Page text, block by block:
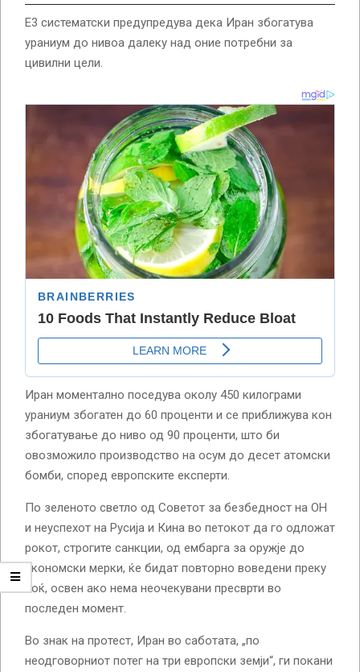
Е3 систематски предупредува дека Иран збогатува
ураниум до нивоа далеку над оние потребни за
цивилни цели.
Иран моментално поседува околу 450 килограми
ураниум збогатен до 60 проценти и се приближува кон
збогатување до ниво од 90 проценти, што би
овозможило производство на осум до десет атомски
бомби, според европските експерти.
По зеленото светло од Советот за безбедност на ОН
и неуспехот на Русија и Кина во петокот да го одложат
рокот, строгите санкции, од ембарга за оружје до
економски мерки, ќе бидат повторно воведени преку
ноќ, освен ако нема неочекувани пресврти во
последен момент.
Во знак на протест, Иран во саботата, „по
неодговорниот потег на три европски земји“, ги покани